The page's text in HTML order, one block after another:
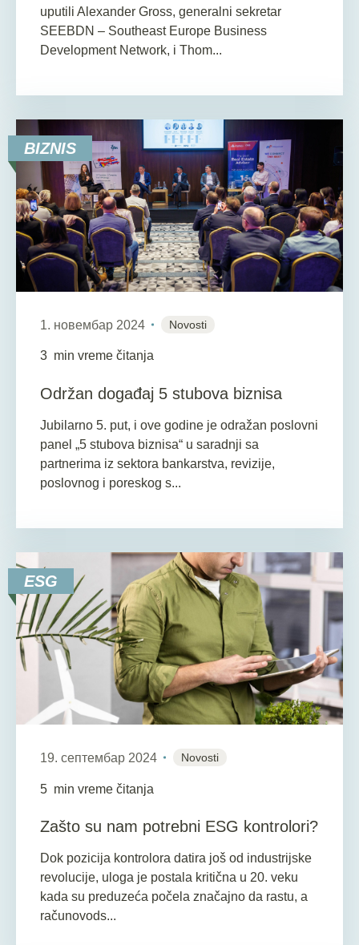
uputili Alexander Gross, generalni sekretar
SEEBDN – Southeast Europe Business
Development Network, i Thom...
BIZNIS
1. новембар 2024 Novosti
3 min vreme čitanja
Održan događaj 5 stubova biznisa
Jubilarno 5. put, i ove godine je odražan poslovni
panel „5 stubova biznisa“ u saradnji sa
partnerima iz sektora bankarstva, revizije,
poslovnog i poreskog s...
ESG
19. септембар 2024 Novosti
5 min vreme čitanja
Zašto su nam potrebni ESG kontrolori?
Dok pozicija kontrolora datira još od industrijske
revolucije, uloga je postala kritična u 20. veku
kada su preduzeća počela značajno da rastu, a
računovods...